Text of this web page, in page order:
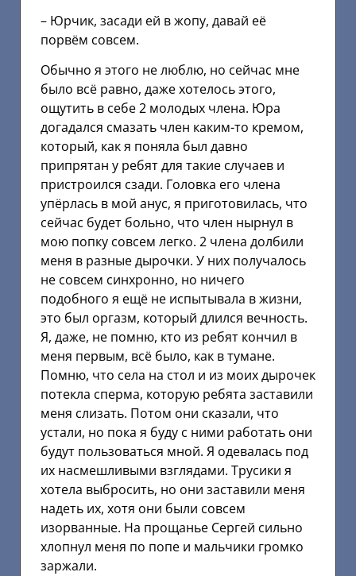
– Юрчик, засади ей в жопу, давай её
порвём совсем.
Обычно я этого не люблю, но сейчас мне
было всё равно, даже хотелось этого,
ощутить в себе 2 молодых члена. Юра
догадался смазать член каким-то кремом,
который, как я поняла был давно
припрятан у ребят для такие случаев и
пристроился сзади. Головка его члена
упёрлась в мой анус, я приготовилась, что
сейчас будет больно, что член нырнул в
мою попку совсем легко. 2 члена долбили
меня в разные дырочки. У них получалось
не совсем синхронно, но ничего
подобного я ещё не испытывала в жизни,
это был оргазм, который длился вечность.
Я, даже, не помню, кто из ребят кончил в
меня первым, всё было, как в тумане.
Помню, что села на стол и из моих дырочек
потекла сперма, которую ребята заставили
меня слизать. Потом они сказали, что
устали, но пока я буду с ними работать они
будут пользоваться мной. Я одевалась под
их насмешливыми взглядами. Трусики я
хотела выбросить, но они заставили меня
надеть их, хотя они были совсем
изорванные. На прощанье Сергей сильно
хлопнул меня по попе и мальчики громко
заржали.